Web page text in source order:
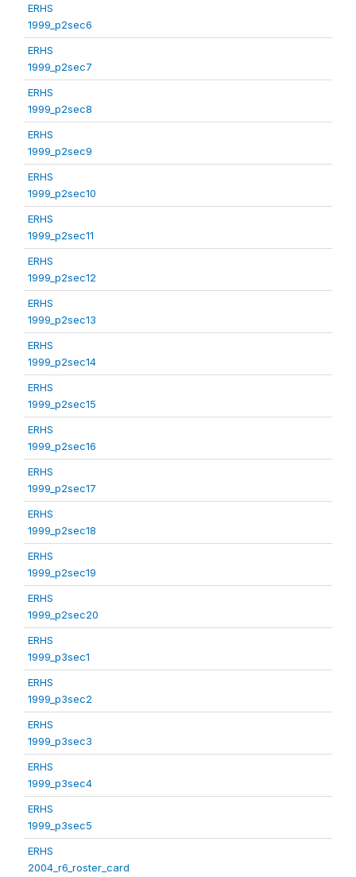
ERHS
1999_p2sec6
ERHS
1999_p2sec7
ERHS
1999_p2sec8
ERHS
1999_p2sec9
ERHS
1999_p2sec10
ERHS
1999_p2sec11
ERHS
1999_p2sec12
ERHS
1999_p2sec13
ERHS
1999_p2sec14
ERHS
1999_p2sec15
ERHS
1999_p2sec16
ERHS
1999_p2sec17
ERHS
1999_p2sec18
ERHS
1999_p2sec19
ERHS
1999_p2sec20
ERHS
1999_p3sec1
ERHS
1999_p3sec2
ERHS
1999_p3sec3
ERHS
1999_p3sec4
ERHS
1999_p3sec5
ERHS
2004_r6_roster_card